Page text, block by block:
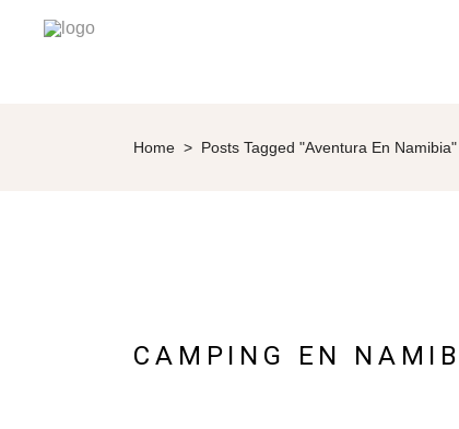
Home > Posts Tagged "Aventura En Namibia"
CAMPING EN